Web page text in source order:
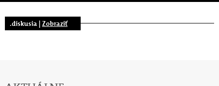
.diskusia | Zobraziť